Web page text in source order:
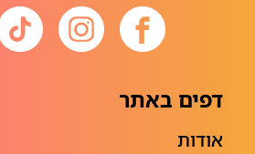
דפים באתר
אודות